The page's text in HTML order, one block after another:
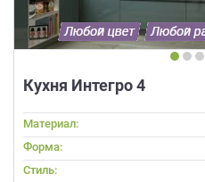
Кухня Интегро 4
Материал:
Форма:
Стиль: